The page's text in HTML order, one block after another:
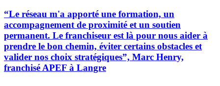
“Le réseau m'a apporté une formation, un
accompagnement de proximité et un soutien
permanent. Le franchiseur est là pour nous aider à
prendre le bon chemin, éviter certains obstacles et
valider nos choix stratégiques”, Marc Henry,
franchisé APEF à Langre